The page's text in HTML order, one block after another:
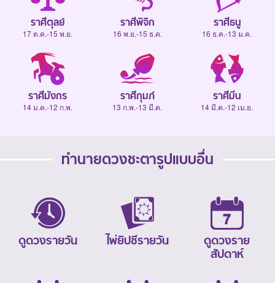
ราศีตุลย์
17 ต.ค.-15 พ.ย.
ราศีพิจิก
16 พ.ย.-15 ธ.ค.
ราศีธนู
16 ธ.ค.-13 ม.ค.
ราศีมังกร
14 ม.ค.-12 ก.พ.
ราศีกุมภ์
13 ก.พ.-13 มี.ค.
ราศีมีน
14 มี.ค.-12 เม.ย.
ทำนายดวงชะตารูปแบบอื่น
ดูดวงรายวัน ไพ่ยิปซีรายวัน
ดูดวงราย
สัปดาห์